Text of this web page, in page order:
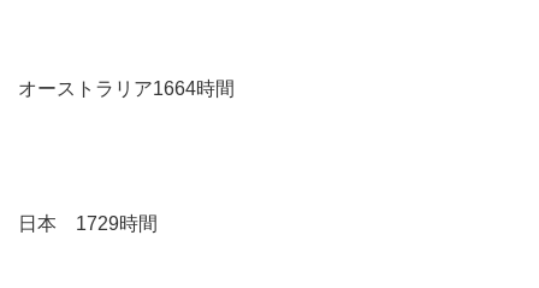
オーストラリア1664時間
日本 1729時間